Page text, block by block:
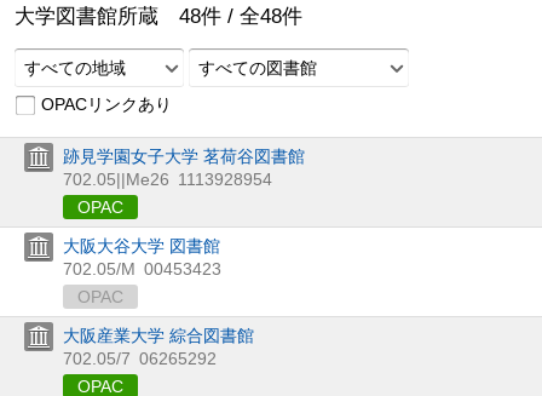
大学図書館所蔵 48件 / 全48件
すべての地域
すべての図書館
OPACリンクあり
跡見学園女子大学 茗荷谷図書館
702.05||Me26 1113928954
OPAC
大阪大谷大学 図書館
702.05/M 00453423
OPAC
大阪産業大学 綜合図書館
702.05/7 06265292
OPAC